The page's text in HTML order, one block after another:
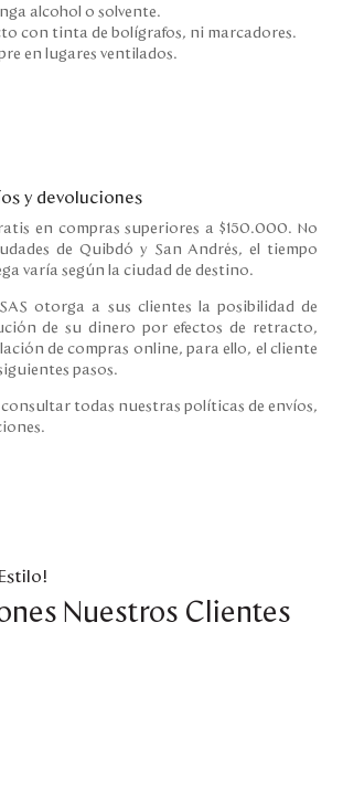
alcohol o solvente.
con tinta de bolígrafos, ni marcadores.
en lugares ventilados.
y devoluciones
en compras superiores a $150.000. No
de Quibdó y San Andrés, el tiempo
varía según la ciudad de destino.
SAS otorga a sus clientes la posibilidad de
de su dinero por efectos de retracto,
de compras online, para ello, el cliente
pasos.
todas nuestras políticas de envíos,
Nuestros Clientes